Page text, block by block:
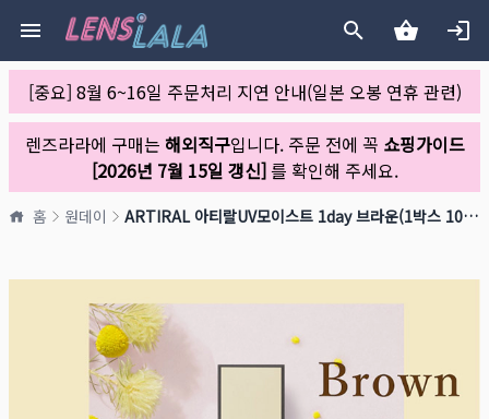
[중요] 8월 6~16일 주문처리 지연 안내(일본 오봉 연휴 관련)
렌즈라라에 구매는 해외직구입니다. 주문 전에 꼭 쇼핑가이드
[2026년 7월 15일 갱신]를 확인해 주세요.
홈 원데이 ARTIRAL 아티랄UV모이스트 1day 브라운(1박스 10개들이)